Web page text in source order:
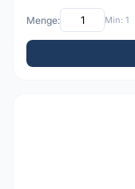
Menge: Min: 1